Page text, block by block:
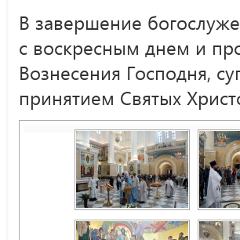
В завершение
с воскресным днем и
Вознесения Господня,
принятием Святых